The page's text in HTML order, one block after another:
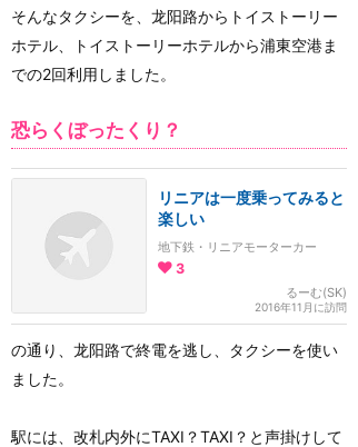
そんなタクシーを、龙阳路からトイストーリー
ホテル、トイストーリーホテルから浦東空港ま
での2回利用しました。
恐らくぼったくり？
リニアは一度乗ってみると
楽しい
地下鉄・リニアモーターカー
3
るーむ(SK)
2016年11月に訪問
の通り、龙阳路で終電を逃し、タクシーを使い
ました。
駅には、改札内外にTAXI？TAXI？と声掛けして